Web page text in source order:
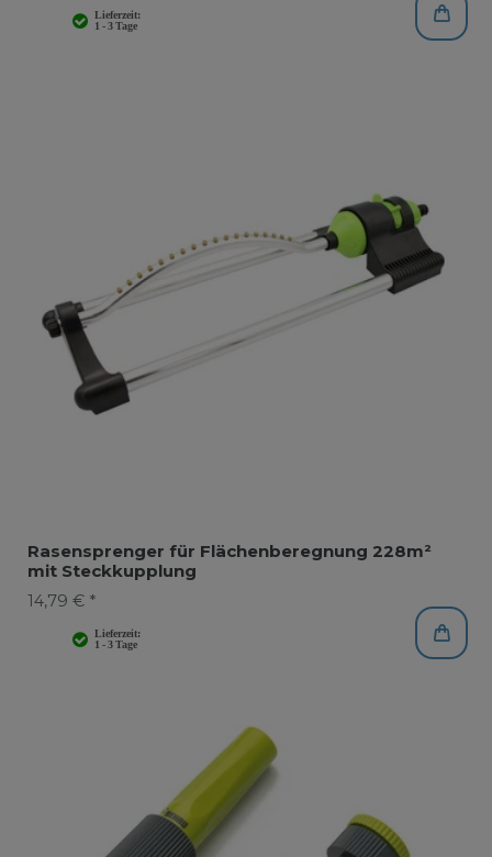
Rasensprenger für Flächenberegnung 228m²
mit Steckkupplung
14,79 € *